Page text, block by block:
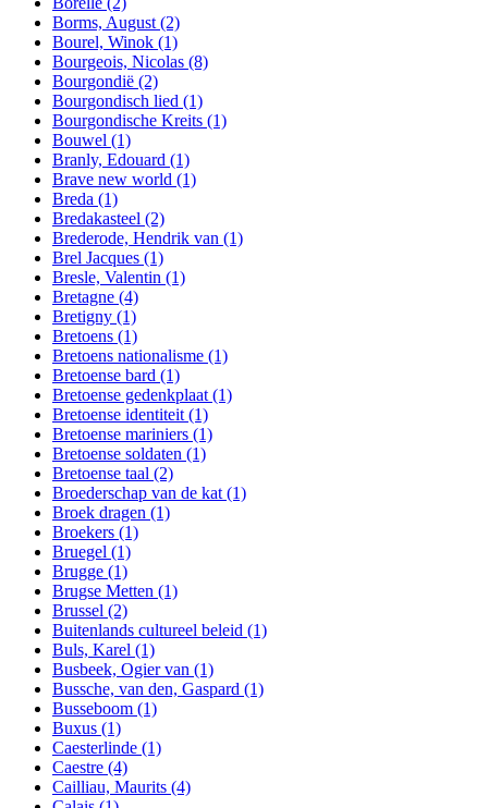
Borms, August (2)
Bourel, Winok (1)
Bourgeois, Nicolas (8)
Bourgondië (2)
Bourgondisch lied (1)
Bourgondische Kreits (1)
Bouwel (1)
Branly, Edouard (1)
Brave new world (1)
Breda (1)
Bredakasteel (2)
Brederode, Hendrik van (1)
Brel Jacques (1)
Bresle, Valentin (1)
Bretagne (4)
Bretigny (1)
Bretoens (1)
Bretoens nationalisme (1)
Bretoense bard (1)
Bretoense gedenkplaat (1)
Bretoense identiteit (1)
Bretoense mariniers (1)
Bretoense soldaten (1)
Bretoense taal (2)
Broederschap van de kat (1)
Broek dragen (1)
Broekers (1)
Bruegel (1)
Brugge (1)
Brugse Metten (1)
Brussel (2)
Buitenlands cultureel beleid (1)
Buls, Karel (1)
Busbeek, Ogier van (1)
Bussche, van den, Gaspard (1)
Busseboom (1)
Buxus (1)
Caesterlinde (1)
Caestre (4)
Cailliau, Maurits (4)